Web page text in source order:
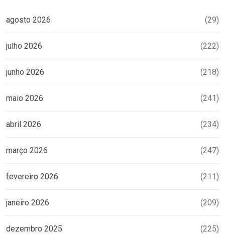
agosto 2026 (29)
julho 2026 (222)
junho 2026 (218)
maio 2026 (241)
abril 2026 (234)
março 2026 (247)
fevereiro 2026 (211)
janeiro 2026 (209)
dezembro 2025 (225)